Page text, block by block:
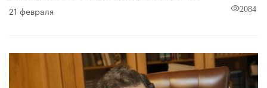
21 февраля 2084